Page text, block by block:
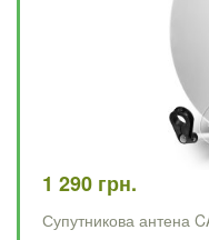
1 290 грн.
Супутникова антена